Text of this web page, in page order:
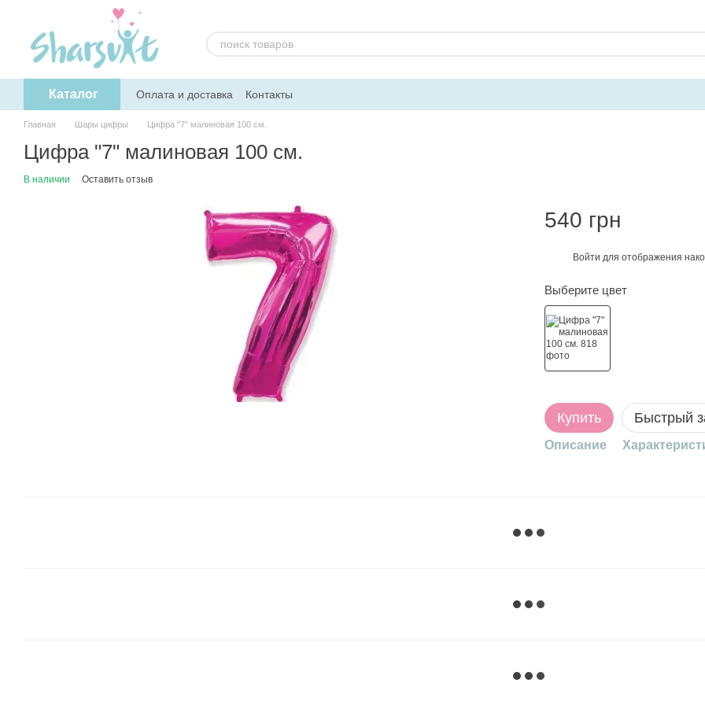
Перейти к основному контенту
Каталог Оплата и доставка Контакты
Главная Шары цифры Цифра "7" малиновая 100 см.
Цифра "7" малиновая 100 см.
В наличии Оставить отзыв
540 грн
Войти для отображения
Выберите цвет
Купить Быстрый
Описание